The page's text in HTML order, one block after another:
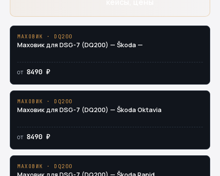
МАХОВИК · DQ200
Маховик для DSG-7 (DQ200) — Škoda —
от 8490 ₽
МАХОВИК · DQ200
Маховик для DSG-7 (DQ200) — Škoda Oktavia
от 8490 ₽
МАХОВИК · DQ200